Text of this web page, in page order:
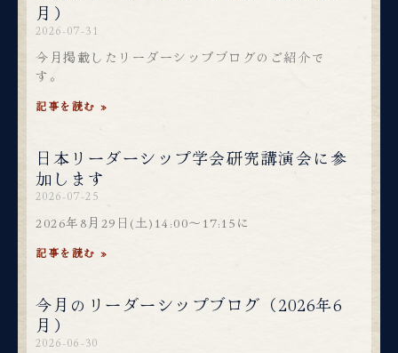
月）
2026-07-31
今月掲載したリーダーシップブログのご紹介で
す。
記事を読む »
日本リーダーシップ学会研究講演会に参
加します
2026-07-25
2026年8月29日(土)14:00～17:15に
記事を読む »
今月のリーダーシップブログ（2026年6
月）
2026-06-30
ー